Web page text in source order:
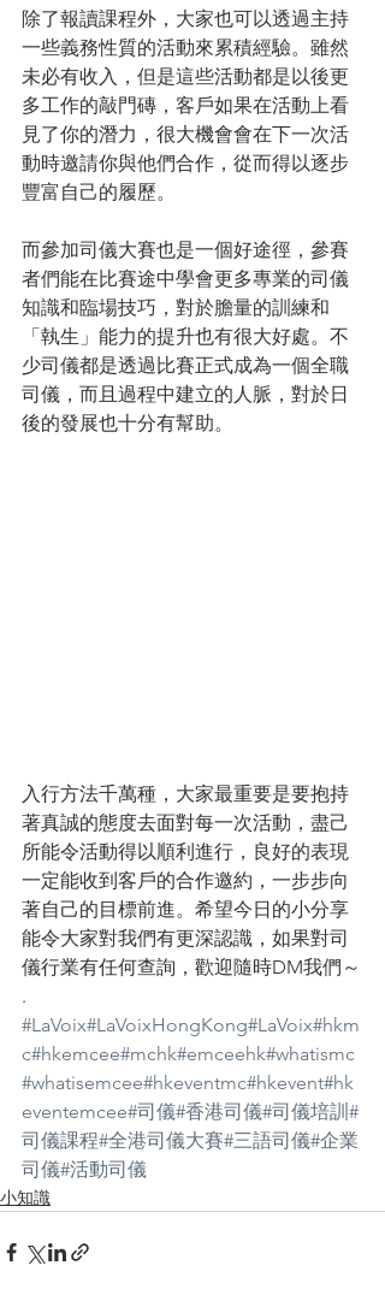
除了報讀課程外，大家也可以透過主持
一些義務性質的活動來累積經驗。雖然
未必有收入，但是這些活動都是以後更
多工作的敲門磚，客戶如果在活動上看
見了你的潛力，很大機會會在下一次活
動時邀請你與他們合作，從而得以逐步
豐富自己的履歷。
而參加司儀大賽也是一個好途徑，參賽
者們能在比賽途中學會更多專業的司儀
知識和臨場技巧，對於膽量的訓練和
「執生」能力的提升也有很大好處。不
少司儀都是透過比賽正式成為一個全職
司儀，而且過程中建立的人脈，對於日
後的發展也十分有幫助。
入行方法千萬種，大家最重要是要抱持
著真誠的態度去面對每一次活動，盡己
所能令活動得以順利進行，良好的表現
一定能收到客戶的合作邀約，一步步向
著自己的目標前進。希望今日的小分享
能令大家對我們有更深認識，如果對司
儀行業有任何查詢，歡迎隨時DM我們～
.
#LaVoix#LaVoixHongKong#LaVoix#hkm
c#hkemcee#mchk#emceehk#whatismc
#whatisemcee#hkeventmc#hkevent#hk
eventemcee#司儀#香港司儀#司儀培訓 #
司儀課程#全港司儀大賽#三語司儀#企業
司儀#活動司儀
小知識